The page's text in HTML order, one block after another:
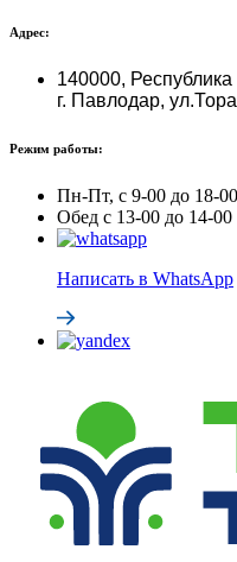
Адрес:
140000, Республика
г. Павлодар,
Режим работы:
Пн-Пт, с 9-00 до 18-00
Обед с 13-00 до 14-00
Написать в WhatsApp